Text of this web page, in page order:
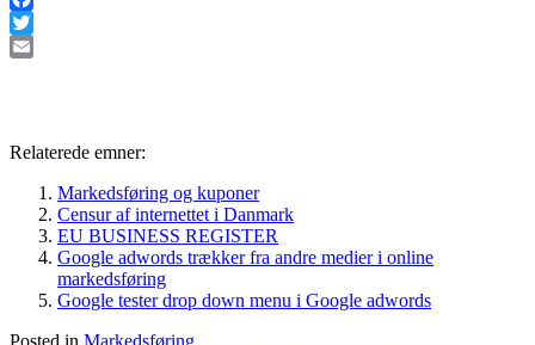
Facebook
Twitter
Relaterede emner:
Markedsføring og kuponer
Censur af internettet i Danmark
EU BUSINESS REGISTER
Google adwords trækker fra andre medier i online
markedsføring
Google tester drop down menu i Google adwords
Posted in Markedsføring